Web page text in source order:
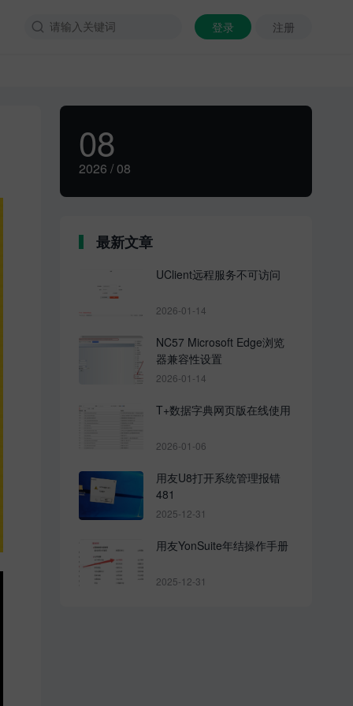
登录 注册

08
2026 / 08
最新文章
UClient远程服务不可访问
2026-01-14
NC57 Microsoft Edge浏览
器兼容性设置
2026-01-14
T+数据字典网页版在线使用
2026-01-06
用友U8打开系统管理报错
481
2025-12-31
用友YonSuite年结操作手册
2025-12-31